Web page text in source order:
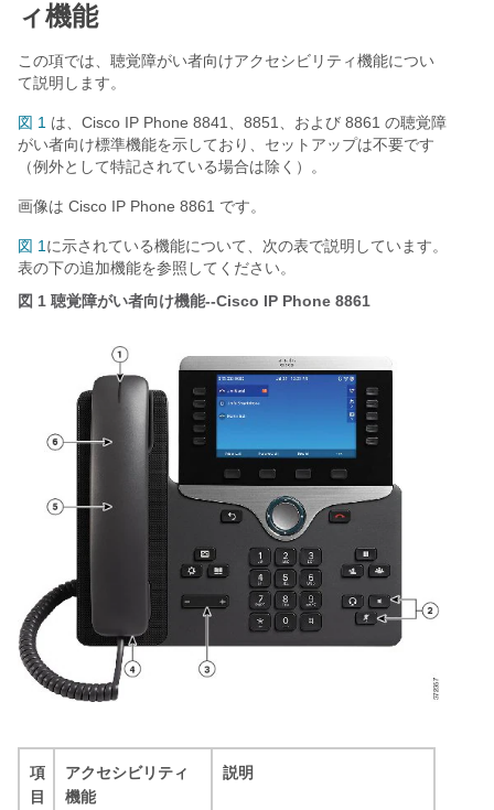
ィ機能
この項では、聴覚障がい者向けアクセシビリティ機能につい
て説明します。
図 1 は、Cisco IP Phone 8841、8851、および 8861 の聴覚障
がい者向け標準機能を示しており、セットアップは不要です
（例外として特記されている場合は除く）。
画像は Cisco IP Phone 8861 です。
図 1に示されている機能について、次の表で説明しています。
表の下の追加機能を参照してください。
図 1 聴覚障がい者向け機能--Cisco IP Phone 8861
項
目
アクセシビリティ
機能
説明